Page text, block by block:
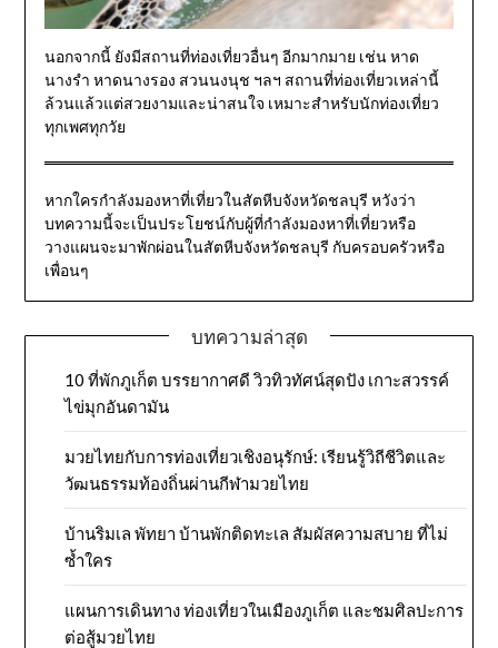
นอกจากนี้ ยังมีสถานที่ท่องเที่ยวอื่นๆ อีกมากมาย เช่น หาด
นางรำ หาดนางรอง สวนนงนุช ฯลฯ สถานที่ท่องเที่ยวเหล่านี้
ล้วนแล้วแต่สวยงามและน่าสนใจ เหมาะสำหรับนักท่องเที่ยว
ทุกเพศทุกวัย
หากใครกำลังมองหาที่เที่ยวในสัตหีบจังหวัดชลบุรี หวังว่า
บทความนี้จะเป็นประโยชน์กับผู้ที่กำลังมองหาที่เที่ยวหรือ
วางแผนจะมาพักผ่อนในสัตหีบจังหวัดชลบุรี กับครอบครัวหรือ
เพื่อนๆ
บทความล่าสุด
10 ที่พักภูเก็ต บรรยากาศดี วิวทิวทัศน์สุดปัง เกาะสวรรค์
ไข่มุกอันดามัน
มวยไทยกับการท่องเที่ยวเชิงอนุรักษ์: เรียนรู้วิถีชีวิตและ
วัฒนธรรมท้องถิ่นผ่านกีฬามวยไทย
บ้านริมเล พัทยา บ้านพักติดทะเล สัมผัสความสบาย ที่ไม่
ซ้ำใคร
แผนการเดินทาง ท่องเที่ยวในเมืองภูเก็ต และชมศิลปะการ
ต่อสู้มวยไทย